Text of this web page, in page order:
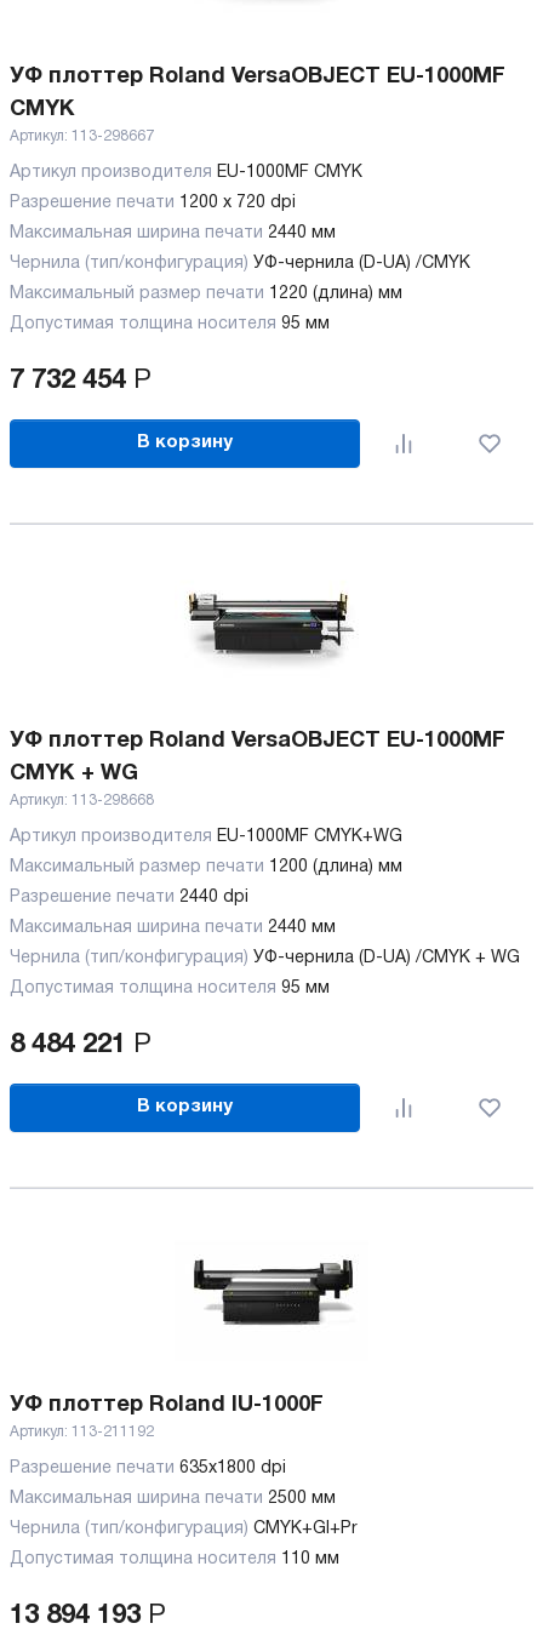
УФ плоттер Roland VersaOBJECT EU-1000MF
CMYK
Артикул: 113-298667
Артикул производителя EU-1000MF CMYK
Разрешение печати 1200 x 720 dpi
Максимальная ширина печати 2440 мм
Чернила (тип/конфигурация) УФ-чернила (D-UA) /CMYK
Максимальный размер печати 1220 (длина) мм
Допустимая толщина носителя 95 мм
7 732 454 Р
В корзину
УФ плоттер Roland VersaOBJECT EU-1000MF
CMYK + WG
Артикул: 113-298668
Артикул производителя EU-1000MF CMYK+WG
Максимальный размер печати 1200 (длина) мм
Разрешение печати 2440 dpi
Максимальная ширина печати 2440 мм
Чернила (тип/конфигурация) УФ-чернила (D-UA) /CMYK + WG
Допустимая толщина носителя 95 мм
8 484 221 Р
В корзину
УФ плоттер Roland IU-1000F
Артикул: 113-211192
Разрешение печати 635x1800 dpi
Максимальная ширина печати 2500 мм
Чернила (тип/конфигурация) CMYK+Gl+Pr
Допустимая толщина носителя 110 мм
13 894 193 Р